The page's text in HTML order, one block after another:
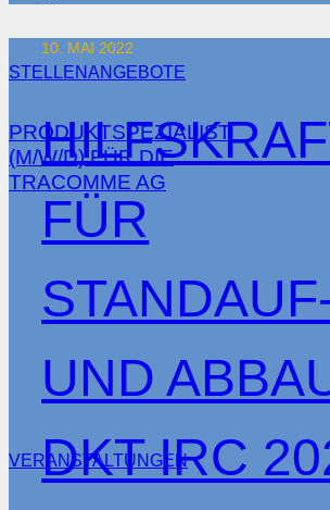
10. MAI 2022
FÜR
UND
DKT IRC
STELLENANGEBOTE
PRODUKTSPEZIALIST
(M/W/D) FÜR DIE
TRACOMME AG
VERANSTALTUNGEN